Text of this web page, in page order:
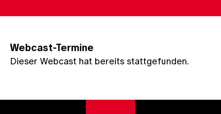
Webcast-Termine
Dieser Webcast hat bereits stattgefunden.